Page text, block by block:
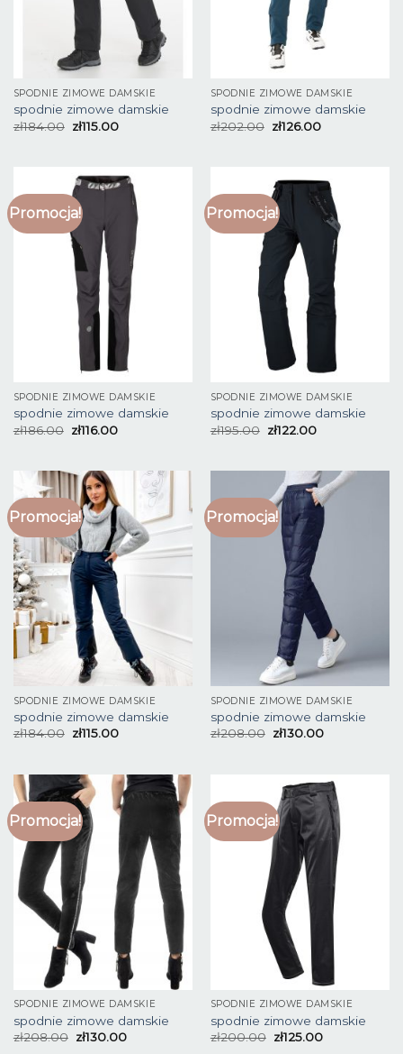
SPODNIE ZIMOWE DAMSKIE
spodnie zimowe damskie
zł184.00 zł115.00
SPODNIE ZIMOWE DAMSKIE
spodnie zimowe damskie
zł202.00 zł126.00
Promocja!
SPODNIE ZIMOWE DAMSKIE
spodnie zimowe damskie
zł186.00 zł116.00
Promocja!
SPODNIE ZIMOWE DAMSKIE
spodnie zimowe damskie
zł195.00 zł122.00
Promocja!
SPODNIE ZIMOWE DAMSKIE
spodnie zimowe damskie
zł184.00 zł115.00
Promocja!
SPODNIE ZIMOWE DAMSKIE
spodnie zimowe damskie
zł208.00 zł130.00
Promocja!
SPODNIE ZIMOWE DAMSKIE
spodnie zimowe damskie
zł208.00 zł130.00
Promocja!
SPODNIE ZIMOWE DAMSKIE
spodnie zimowe damskie
zł200.00 zł125.00